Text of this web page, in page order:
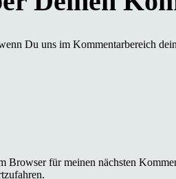
Du uns im Kommentarbereich
Browser für meinen nächsten